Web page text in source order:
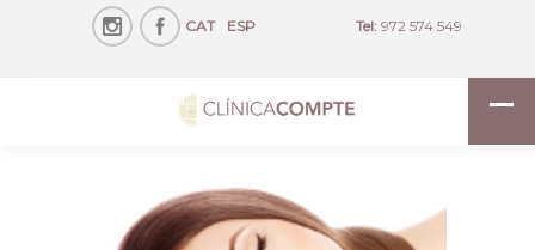
CAT ESP Tel: 972 574 549